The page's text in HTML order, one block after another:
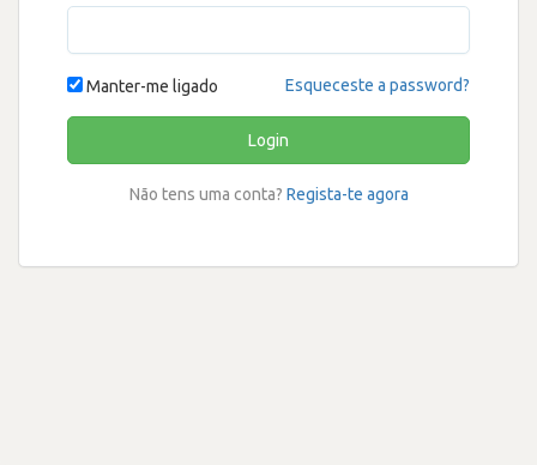
Manter-me ligado Esqueceste a password?
Login
Não tens uma conta? Regista-te agora